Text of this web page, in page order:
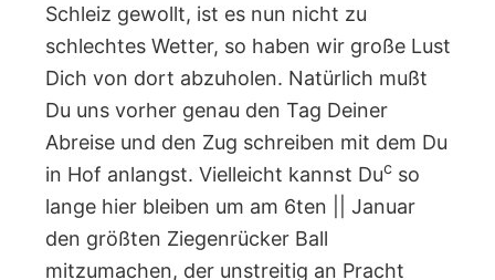
Schleiz gewollt, ist es nun nicht zu
schlechtes Wetter, so haben wir große Lust
Dich von dort abzuholen. Natürlich mußt
Du uns vorher genau den Tag Deiner
Abreise und den Zug schreiben mit dem Du
in Hof anlangst. Vielleicht kannst Ducso
lange hier bleiben um am 6ten || Januar
den größten Ziegenrücker Ball
mitzumachen, der unstreitig an Pracht